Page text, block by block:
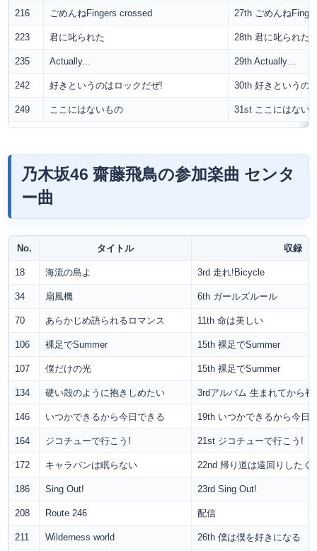
216 ごめんねFingers crossed 27th ごめんね
223 君に叱られた 28th 君に叱られた
235 Actually... 29th Actually…
242 好きというのはロックだぜ! 30th 好きというの
249 ここにはないもの 31st ここにはない
乃木坂46 齋藤飛鳥の参加楽曲 センタ
ー曲
No. タイトル 収録
18 海流の島よ 3rd 走れ!Bicycle
34 扇風機 6th ガールズルール
70 あらかじめ語られるロマンス 11th 命は美しい
106 裸足でSummer 15th 裸足でSummer
107 僕だけの光 15th 裸足でSummer
134 硬い殻のように抱きしめたい 3rdアルバム 生まれてから
146 いつかできるから今日できる 19th いつかできるから今日
164 ジコチューで行こう! 21st ジコチューで行こう!
172 キャラバンは眠らない 22nd 帰り道は遠回りしたく
186 Sing Out! 23rd Sing Out!
208 Route 246 配信
211 Wilderness world 26th 僕は僕を好きになる